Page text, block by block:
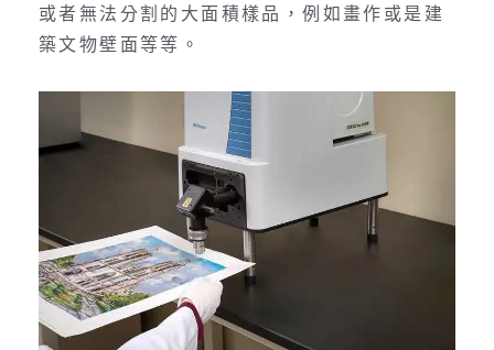
或者無法分割的大面積樣品，例如畫作或是建
築文物壁面等等。